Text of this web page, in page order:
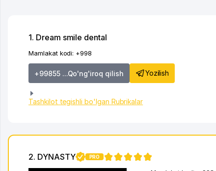
1. Dream smile dental
Mamlakat kodi: +998
+99855 ...Qo'ng'iroq qilish Yozilish
Tashkilot tegishli bo'lgan Rubrikalar
2. DYNASTY PRO